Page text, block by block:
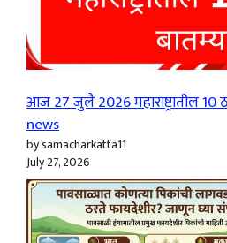
आज 27 जुलै 2026 महाराष्ट्रातील
news
by samacharkatta11
July 27, 2026